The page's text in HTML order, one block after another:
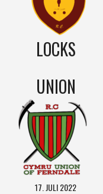
LOCKS
UNION
17. JULI 2022